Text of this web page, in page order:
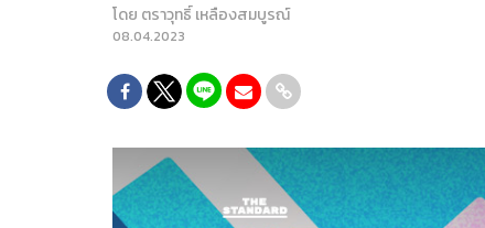
โดย ตราวุทธิ์ เหลืองสมบูรณ์
08.04.2023